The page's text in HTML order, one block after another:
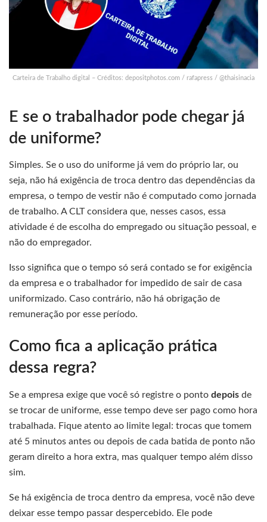
Carteira de Trabalho digital – Créditos: depositphotos.com / rafapress / @thaisinacia
E se o trabalhador pode chegar já
de uniforme?
Simples. Se o uso do uniforme já vem do próprio lar, ou
seja, não há exigência de troca dentro das dependências da
empresa, o tempo de vestir não é computado como jornada
de trabalho. A CLT considera que, nesses casos, essa
atividade é de escolha do empregado ou situação pessoal, e
não do empregador.
Isso significa que o tempo só será contado se for exigência
da empresa e o trabalhador for impedido de sair de casa
uniformizado. Caso contrário, não há obrigação de
remuneração por esse período.
Como fica a aplicação prática
dessa regra?
Se a empresa exige que você só registre o ponto depois de
se trocar de uniforme, esse tempo deve ser pago como hora
trabalhada. Fique atento ao limite legal: trocas que tomem
até 5 minutos antes ou depois de cada batida de ponto não
geram direito a hora extra, mas qualquer tempo além disso
sim.
Se há exigência de troca dentro da empresa, você não deve
deixar esse tempo passar despercebido. Ele pode